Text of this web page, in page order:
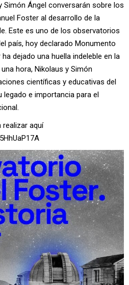
Ángel conversarán sobre los
Foster al desarrollo de la
Este es uno de los observatorios
país, hoy declarado Monumento
dejado una huella indeleble en la
hora, Nikolaus y Simón
científicas y educativas del
e importancia para el
realizar aquí